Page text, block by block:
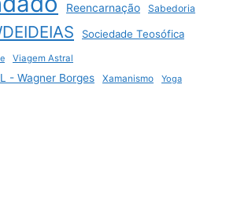
Reencarnação Sabedoria
Sociedade Teosófica
Viagem Astral
- Wagner Borges Xamanismo Yoga